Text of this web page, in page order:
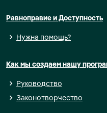
Как мы создаем нашу
Руководство
Законотворчество
Равноправие и Доступность
Нужна помощь?